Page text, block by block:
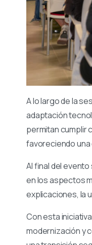
A lo largo de la
adaptación
permitan cumplir
favoreciendo
Al final del
en los aspectos
explicaciones, la
Con esta
modernización y